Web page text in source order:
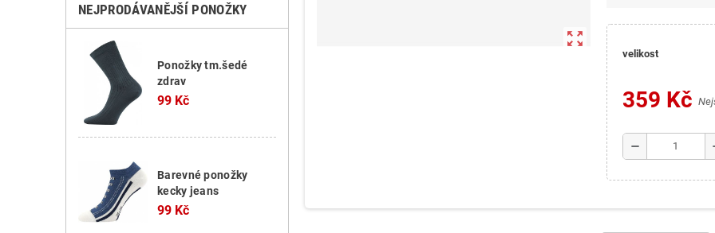
NEJPRODÁVANĚJŠÍ PONOŽKY
Ponožky tm.šedé
zdrav
99 Kč
Barevné ponožky
kecky jeans
99 Kč
zoom_out_map
velikost
359 Kč
remove